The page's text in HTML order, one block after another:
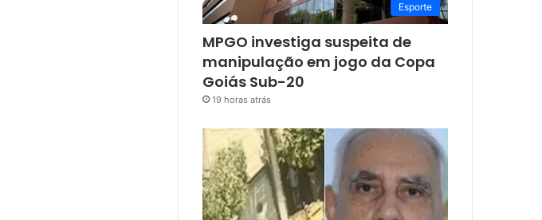
Esporte
MPGO investiga suspeita de
manipulação em jogo da Copa
Goiás Sub-20
19 horas atrás